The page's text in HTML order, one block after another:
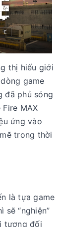
thị hiếu giới
game
đã phủ sóng
MAX
ứng vào
trong thời
là tựa game
“nghiện”
tương đối